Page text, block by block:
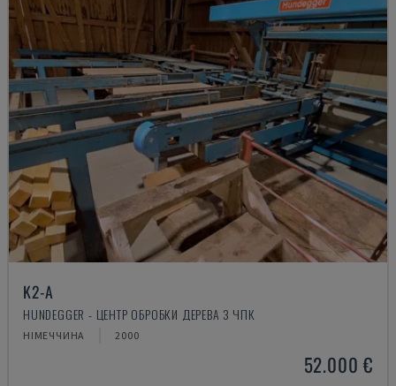
K2-A
HUNDEGGER - ЦЕНТР ОБРОБКИ ДЕРЕВА З ЧПК
НІМЕЧЧИНА 2000
52.000 €